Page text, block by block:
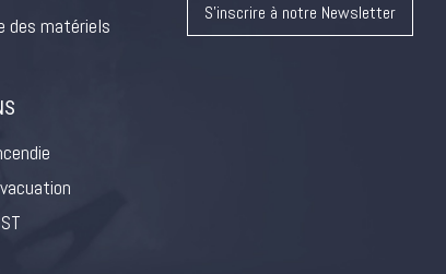
des matériels
S'inscrire à notre Newsletter